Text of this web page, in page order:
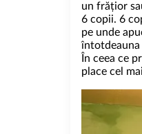
un frățior
6 copii. 6
pe unde
întotdeauna
În ceea ce
place cel